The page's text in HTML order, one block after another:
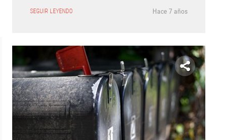
SEGUIR LEYENDO Hace 7 años